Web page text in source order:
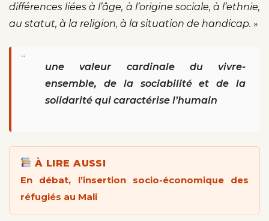
différences liées à l’âge, à l’origine sociale, à l’ethnie,
au statut, à la religion, à la situation de handicap. »
“
une valeur cardinale du vivre-
ensemble, de la sociabilité et de la
solidarité qui caractérise l’humain
À LIRE AUSSI
En débat, l’insertion socio-économique des
réfugiés au Mali